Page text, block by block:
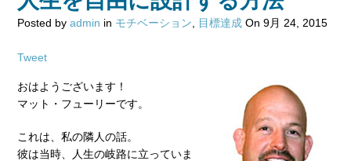
Posted by admin in モチベーション 目標達成 On 9月 24, 2015
Tweet
おはようございます！
マット・フューリーです。
これは、私の隣人の話。
彼は当時、人生の岐路に立っていま